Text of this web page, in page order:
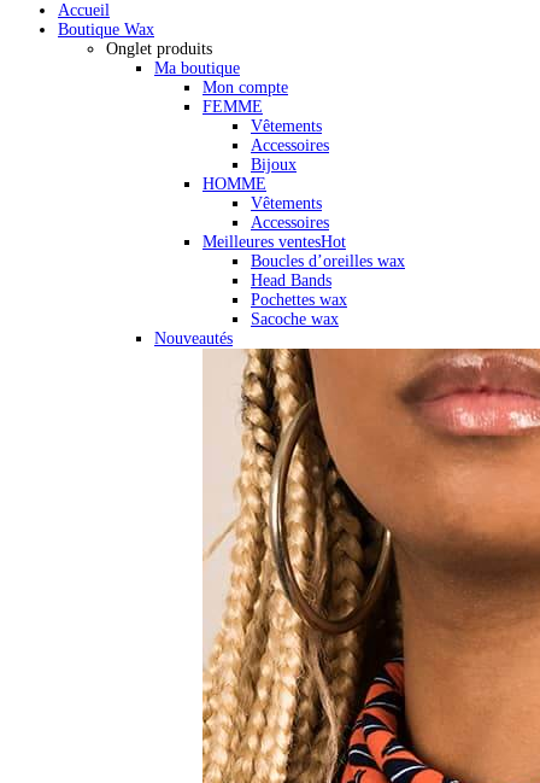
Accueil
Boutique Wax
Onglet produits
Ma boutique
Mon compte
FEMME
Vêtements
Accessoires
Bijoux
HOMME
Vêtements
Accessoires
Meilleures ventesHot
Boucles d’oreilles wax
Head Bands
Pochettes wax
Sacoche wax
Nouveautés